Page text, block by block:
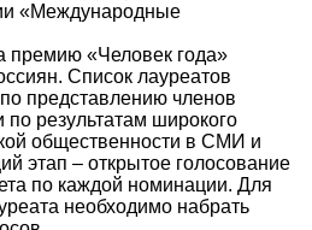
«Международные
премию «Человек года»
Список лауреатов
представлению членов
по результатам широкого
общественности в СМИ и
этап – открытое голосование
по каждой номинации. Для
необходимо набрать